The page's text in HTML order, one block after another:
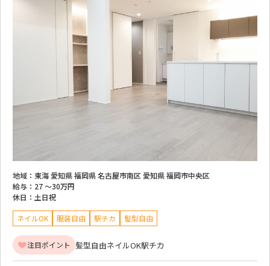
地域： 東海 愛知県 福岡県 名古屋市南区 愛知県 福岡市中央区
給与： 27 ～30万円
休日： 土日祝
ネイルOK 服装自由 駅チカ 髪型自由
注目ポイント 髪型自由ネイルOK駅チカ